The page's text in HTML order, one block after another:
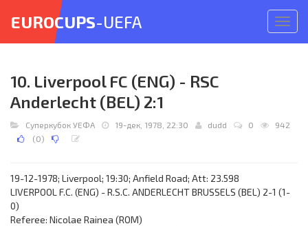
меню
EUROCUPS-UEFA
10. Liverpool FC (ENG) - RSC
Anderlecht (BEL) 2:1
Суперкубок УЕФА 19-дек, 1978, 22:30 dudd 0
942
(0)
19-12-1978; Liverpool; 19:30; Anfield Road; Att: 23.598
LIVERPOOL F.C. (ENG) - R.S.C. ANDERLECHT BRUSSELS (BEL) 2-1 (1-
0)
Referee: Nicolae Rainea (ROM)